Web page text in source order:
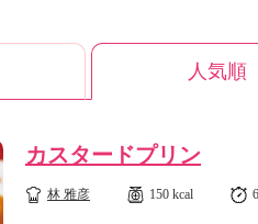
人気順
カスタードプリン
林 雅彦 150 kcal